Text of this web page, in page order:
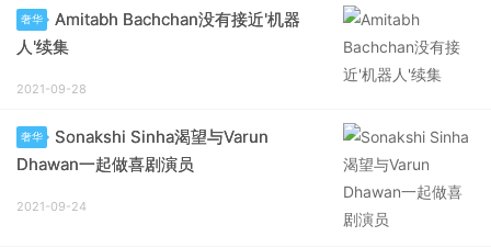
奢华
Amitabh Bachchan没有接近'机器
人'续集
2021-09-28
奢华
Sonakshi Sinha渴望与Varun
Dhawan一起做喜剧演员
2021-09-24